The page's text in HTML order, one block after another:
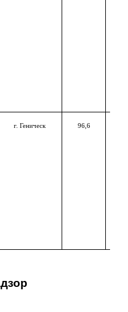
г. Геническ 96,6